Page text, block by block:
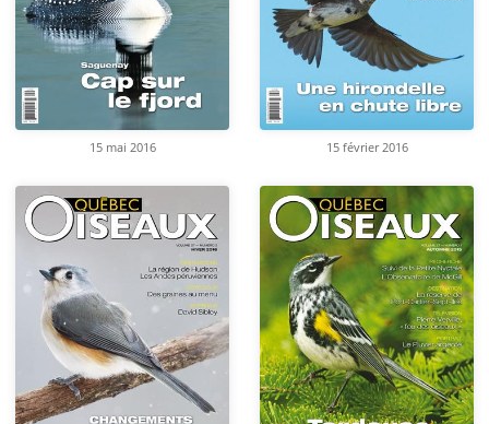
15 mai 2016 15 février 2016